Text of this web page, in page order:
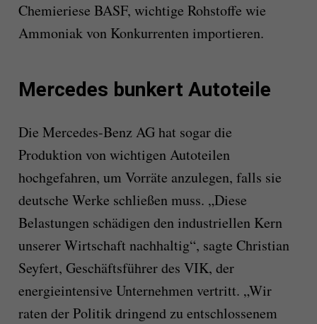
Chemieriese BASF, wichtige Rohstoffe wie
Ammoniak von Konkurrenten importieren.
Mercedes bunkert Autoteile
Die Mercedes-Benz AG hat sogar die
Produktion von wichtigen Autoteilen
hochgefahren, um Vorräte anzulegen, falls sie
deutsche Werke schließen muss. „Diese
Belastungen schädigen den industriellen Kern
unserer Wirtschaft nachhaltig“, sagte Christian
Seyfert, Geschäftsführer des VIK, der
energieintensive Unternehmen vertritt. „Wir
raten der Politik dringend zu entschlossenem